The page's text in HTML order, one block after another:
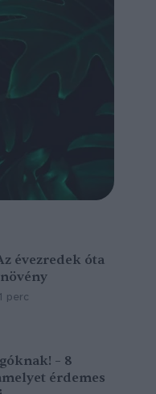
évezredek óta
perc
– 8
érdemes